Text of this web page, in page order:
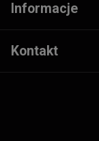
Informacje
Kontakt